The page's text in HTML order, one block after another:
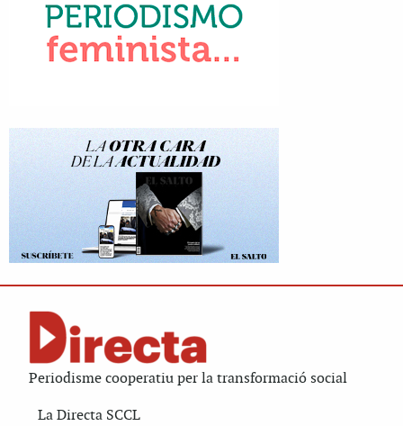
Periodisme cooperatiu per la transformació social
La Directa SCCL